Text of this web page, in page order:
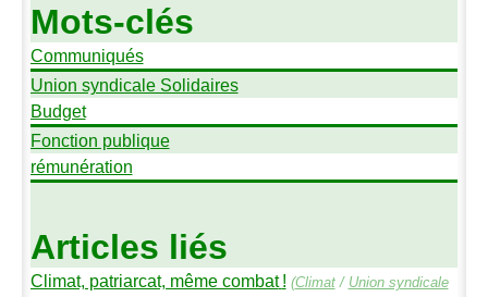
Mots-clés
Communiqués
Union syndicale Solidaires
Budget
Fonction publique
rémunération
Articles liés
Climat, patriarcat, même combat ! (Climat/ Union syndicale